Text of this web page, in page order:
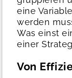
eine
werden
Was einst
einer
Von